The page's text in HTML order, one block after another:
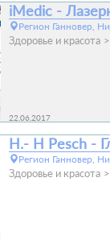
iMedic -
Регион Ганновер,
Здоровье и красота
22.06.2017
H.- H Pesch -
Регион Ганновер,
Здоровье и красота